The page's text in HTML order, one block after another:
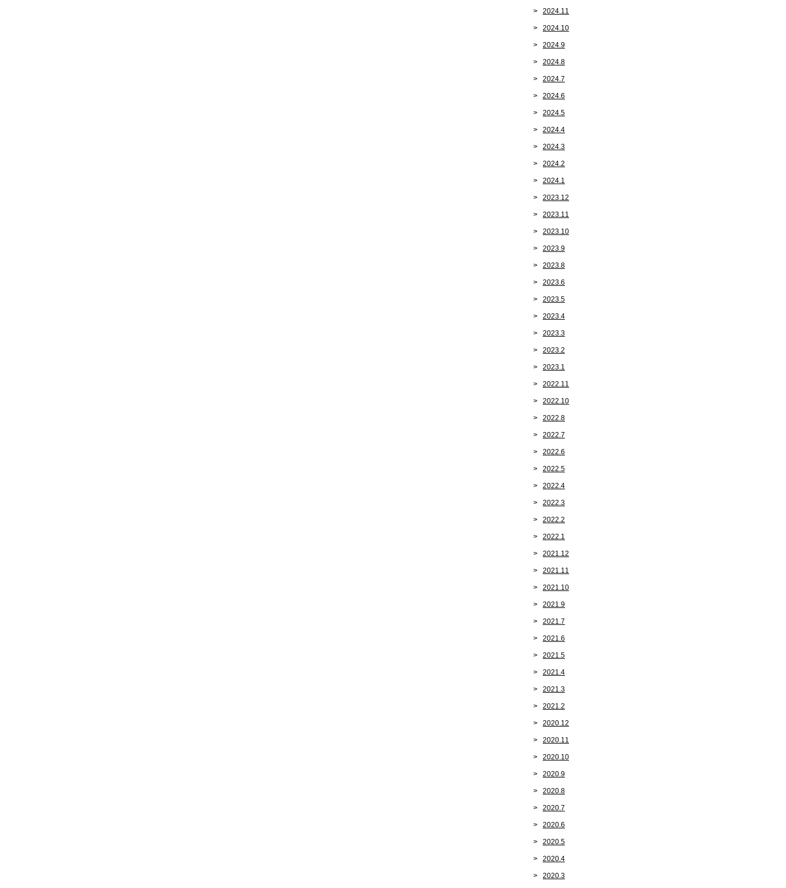
2024.11
2024.10
2024.9
2024.8
2024.7
2024.6
2024.5
2024.4
2024.3
2024.2
2024.1
2023.12
2023.11
2023.10
2023.9
2023.8
2023.6
2023.5
2023.4
2023.3
2023.2
2023.1
2022.11
2022.10
2022.8
2022.7
2022.6
2022.5
2022.4
2022.3
2022.2
2022.1
2021.12
2021.11
2021.10
2021.9
2021.7
2021.6
2021.5
2021.4
2021.3
2021.2
2020.12
2020.11
2020.10
2020.9
2020.8
2020.7
2020.6
2020.5
2020.4
2020.3